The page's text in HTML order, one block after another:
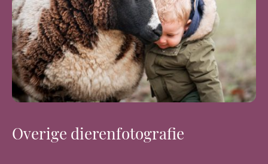
Overige dierenfotografie